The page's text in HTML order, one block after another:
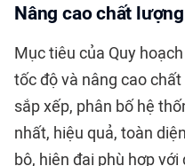
Nâng cao chất
Mục tiêu của Quy
tốc độ và nâng cao
sắp xếp, phân bố hệ
nhất, hiệu quả, toàn
bộ, hiện đại phù hợp